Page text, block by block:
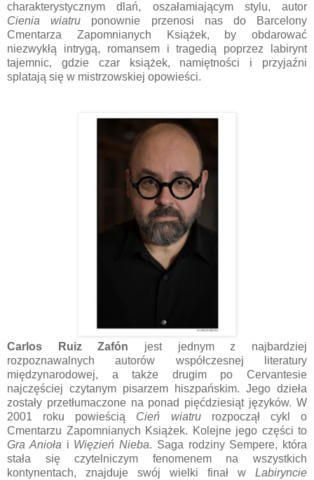
charakterystycznym dlań, oszałamiającym stylu, autor
Cienia wiatru ponownie przenosi nas do Barcelony
Cmentarza Zapomnianych Książek, by obdarować
niezwykłą intrygą, romansem i tragedią poprzez labirynt
tajemnic, gdzie czar książek, namiętności i przyjaźni
splatają się w mistrzowskiej opowieści.
Carlos Ruiz Zafón jest jednym z najbardziej
rozpoznawalnych autorów współczesnej literatury
międzynarodowej, a także drugim po Cervantesie
najczęściej czytanym pisarzem hiszpańskim. Jego dzieła
zostały przetłumaczone na ponad pięćdziesiąt języków. W
2001 roku powieścią Cień wiatrurozpoczął cykl o
Cmentarzu Zapomnianych Książek. Kolejne jego części to
Gra Aniołai Więzień Nieba. Saga rodziny Sempere, która
stała się czytelniczym fenomenem na wszystkich
kontynentach, znajduje swój wielki finał w Labiryncie